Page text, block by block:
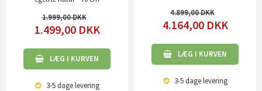
1.999,00
1.499,00 DKK
LÆG I KURVEN
3-5 dagelevering
4.899,00
4.164,00 DKK
LÆG I KURVEN
3-5 dagelevering